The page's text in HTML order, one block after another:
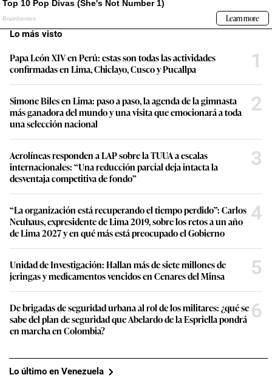
Lo más visto
Papa León XIV en Perú: estas son todas las actividades
confirmadas en Lima, Chiclayo, Cusco y Pucallpa
1
Simone Biles en Lima: paso a paso, la agenda de la gimnasta
más ganadora del mundo y una visita que emocionará a toda
una selección nacional
2
Aerolíneas responden a LAP sobre la TUUA a escalas
internacionales: “Una reducción parcial deja intacta la
desventaja competitiva de fondo”
3
“La organización está recuperando el tiempo perdido”: Carlos
Neuhaus, expresidente de Lima 2019, sobre los retos a un año
de Lima 2027 y en qué más está preocupado el Gobierno
4
Unidad de Investigación: Hallan más de siete millones de
jeringas y medicamentos vencidos en Cenares del Minsa
5
De brigadas de seguridad urbana al rol de los militares: ¿qué se
sabe del plan de seguridad que Abelardo de la Espriella pondrá
en marcha en Colombia?
6
Lo último en Venezuela